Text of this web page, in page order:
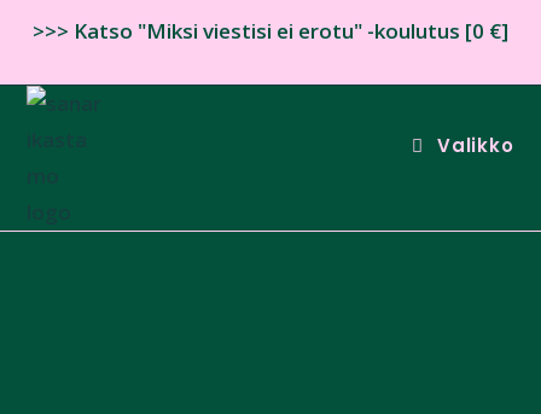
>>> Katso "Miksi viestisi ei erotu" -koulutus [0 €]
Valikko